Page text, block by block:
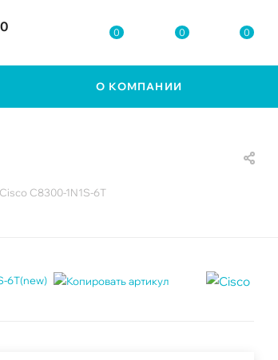
0 0 0
О КОМПАНИИ
C8300-1N1S-6T
6T(new)